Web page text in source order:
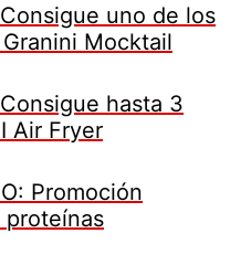
Consigue uno de los
Mocktail
hasta 3
Air Fryer
Promoción
proteínas